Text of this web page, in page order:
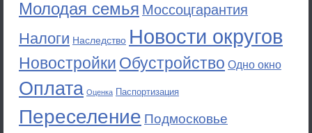
Молодая семья Моссоцгарантия
Налоги Наследство Новости округов
Новостройки Обустройство Одно окно
Оплата Оценка Паспортизация
Переселение Подмосковье